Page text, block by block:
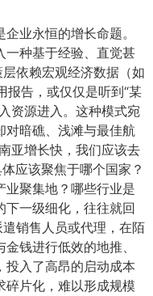
业永恒的增长命题。
一种基于经验、直觉甚
依赖宏观经济数据（如
报告，或仅仅是听到“某
资源进入。这种模式宛
对暗礁、浅滩与最佳航
亚增长快，我们应该去
应该聚焦于哪个国家？
业聚集地？哪些行业是
一级细化，往往就回
销售人员或代理，在陌
钱进行低效的地推、
投入了高昂的启动成本
碎片化，难以形成规模